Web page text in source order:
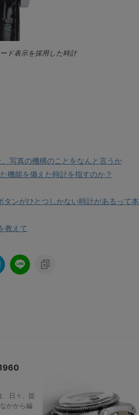
ド表示を採用した時計
写真の機構のことをなんと言うか
機能を備えた時計を指すのか？
ンがひとつしかない時計があるって本
教えて
日々、提
かから編